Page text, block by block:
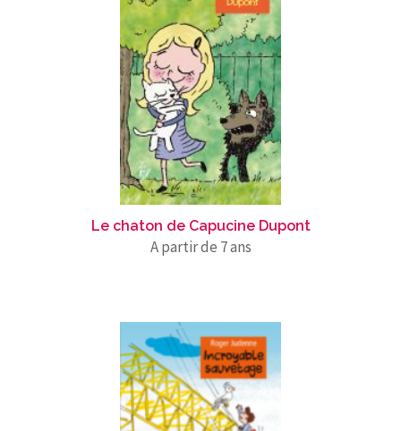
Le chaton de Capucine Dupont
A partir de 7 ans